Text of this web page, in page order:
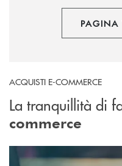
PAGINA
ACQUISTI E-COMMERCE
La tranquillità di
commerce